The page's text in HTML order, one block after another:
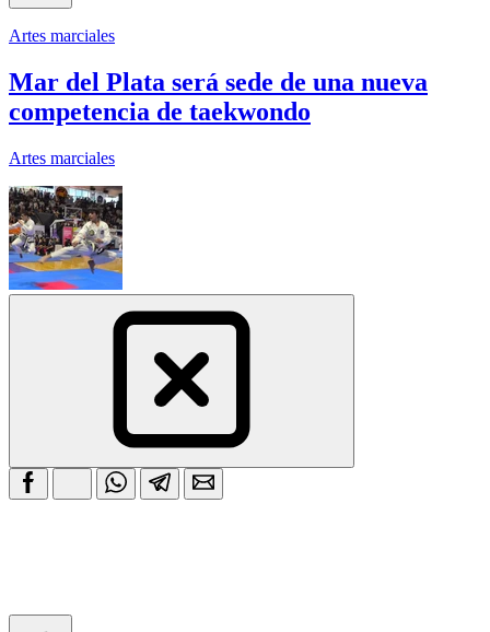
Artes marciales
Mar del Plata será sede de una nueva
competencia de taekwondo
Artes marciales